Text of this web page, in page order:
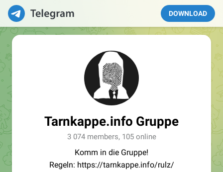
DOWNLOAD
Tarnkappe.info Gruppe
3 074 members, 105 online
Komm in die Gruppe!
Regeln: https://tarnkappe.info/rulz/